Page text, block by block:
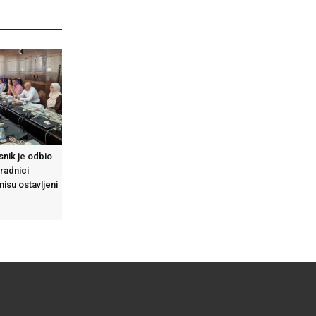
je odbio
ostavljeni